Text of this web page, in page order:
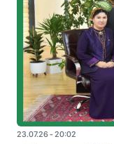
23.07.26 - 20:02